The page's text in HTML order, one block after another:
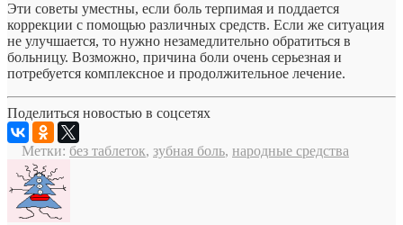
Эти советы уместны, если боль терпимая и поддается
коррекции с помощью различных средств. Если же ситуация
не улучшается, то нужно незамедлительно обратиться в
больницу. Возможно, причина боли очень серьезная и
потребуется комплексное и продолжительное лечение.
Поделиться новостью в соцсетях
Метки: без таблеток, зубная боль, народные средства